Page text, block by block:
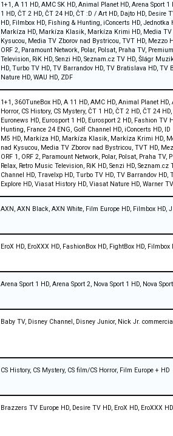
1+1, A 11 HD, AMC SK HD, Animal Planet HD, Arena Sport
1 HD, ČT 2 HD, ČT 24 HD, ČT :D / Art HD, Dajto HD, Desire
HD, Filmbox HD, Fishing & Hunting, iConcerts HD,
Markíza HD, Markíza Klasik, Markíza Krimi HD, Media TV
Kysucou, Media TV Zborov nad Bystricou, TVT HD, Mezzo
ORF 2, Paramount Network, Polar, Polsat, Praha TV,
Television, RiK HD, Senzi HD, Seznam.cz TV HD, Šlágr
HD, Turbo TV HD, TV Barrandov HD, TV Bratislava HD,
Nature HD, WAU HD, ZDF
1+1, 360TuneBox HD, A 11 HD, AMC HD, Animal Planet
Horror, CS History, CS Mystery, ČT 1 HD, ČT 2 HD, ČT 24
Euronews HD, Eurosport 1 HD, Eurosport 2 HD, Fashion TV
Hunting, France 24 ENG, Golf Channel HD, iConcerts HD,
M5 HD, Markíza HD, Markíza Klasik, Markíza Krimi HD,
nad Kysucou, Media TV Zborov nad Bystricou, TVT HD,
ORF 1, ORF 2, Paramount Network, Polar, Polsat, Praha
Relax, Retro Music Television, RiK HD, Senzi HD,
Channel HD, Travelxp HD, Turbo TV HD, TV Barrandov
Explore HD, Viasat History HD, Viasat Nature HD, Warner
AXN, AXN Black, AXN White, Film Europe HD, Filmbox HD,
EroX HD, EroXXX HD, FashionBox HD, FightBox HD,
Arena Sport 1 HD, Arena Sport 2, Nova Sport 1 HD, Nova
Baby TV, Disney Channel, Disney Junior, Nick Jr.
CS History, CS Mystery, CS film/CS Horror, Film Europe + HD
Brazzers TV Europe HD, Desire TV HD, EroX HD, EroXXX